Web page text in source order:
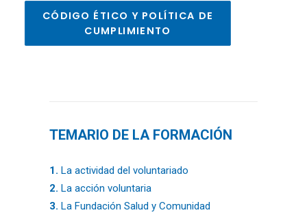
CÓDIGO ÉTICO Y POLÍTICA DE
CUMPLIMIENTO
TEMARIO DE LA FORMACIÓN
1. La actividad del voluntariado
2. La acción voluntaria
3. La Fundación Salud y Comunidad